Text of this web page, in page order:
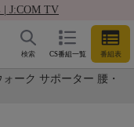
J:COM TV
CS番組一覧 番組表
検索
ーク サポーター 腰・